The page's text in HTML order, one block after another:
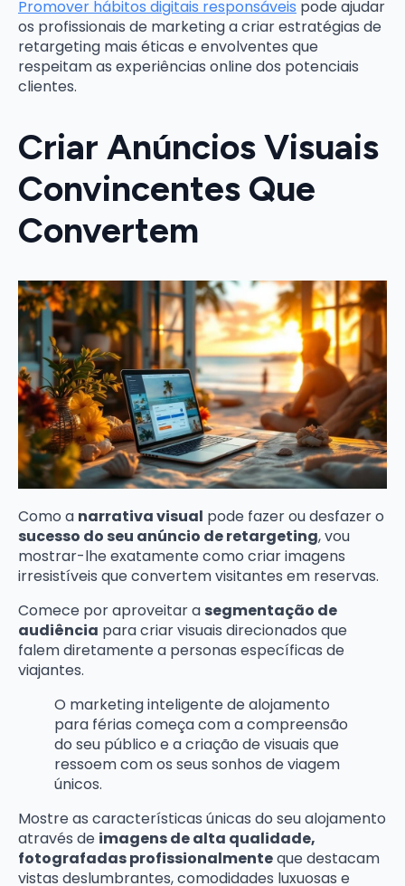
Promover hábitos digitais responsáveis pode ajudar
os profissionais de marketing a criar estratégias de
retargeting mais éticas e envolventes que
respeitam as experiências online dos potenciais
clientes.
Criar Anúncios Visuais
Convincentes Que
Convertem
Como a narrativa visual pode fazer ou desfazer o
sucesso do seu anúncio de retargeting, vou
mostrar-lhe exatamente como criar imagens
irresistíveis que convertem visitantes em reservas.
Comece por aproveitar a segmentação de
audiência para criar visuais direcionados que
falem diretamente a personas específicas de
viajantes.
O marketing inteligente de alojamento
para férias começa com a compreensão
do seu público e a criação de visuais que
ressoem com os seus sonhos de viagem
únicos.
Mostre as características únicas do seu alojamento
através de imagens de alta qualidade,
fotografadas profissionalmenteque destacam
vistas deslumbrantes, comodidades luxuosas e